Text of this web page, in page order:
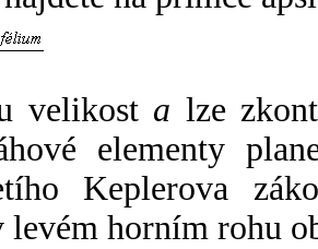
velikost a lze
elementy
Keplerova
levém horním rohu